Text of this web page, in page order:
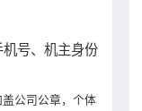
号、机主身份
公司公章，个体